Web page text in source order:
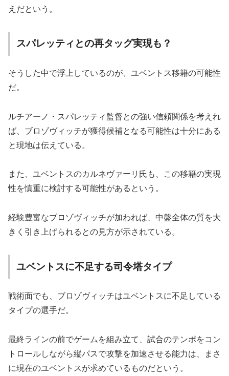
えだという。
スパレッティとの再タッグ実現も？
そうした中で浮上しているのが、ユベントス移籍の可能性
だ。
ルチアーノ・スパレッティ監督との強い信頼関係を考えれ
ば、ブロゾヴィッチが獲得候補となる可能性は十分にある
と現地は伝えている。
また、ユベントスのカルネヴァーリ氏も、この移籍の実現
性を慎重に検討する可能性があるという。
経験豊富なブロゾヴィッチが加われば、中盤全体の質を大
きく引き上げられるとの見方が示されている。
ユベントスに不足する司令塔タイプ
戦術面でも、ブロゾヴィッチはユベントスに不足している
タイプの選手だ。
最終ラインの前でゲームを組み立て、試合のテンポをコン
トロールしながら縦パスで攻撃を加速させる能力は、まさ
に現在のユベントスが求めているものだという。